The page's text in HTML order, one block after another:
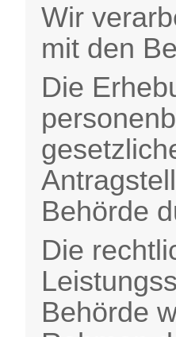
Wir
mit den
Die
Behörde
Die
Behörde